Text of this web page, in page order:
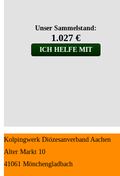
Kolpingwerk Diözesanverband Aachen
Alter Markt 10
41061 Mönchengladbach